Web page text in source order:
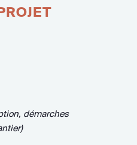
démarches